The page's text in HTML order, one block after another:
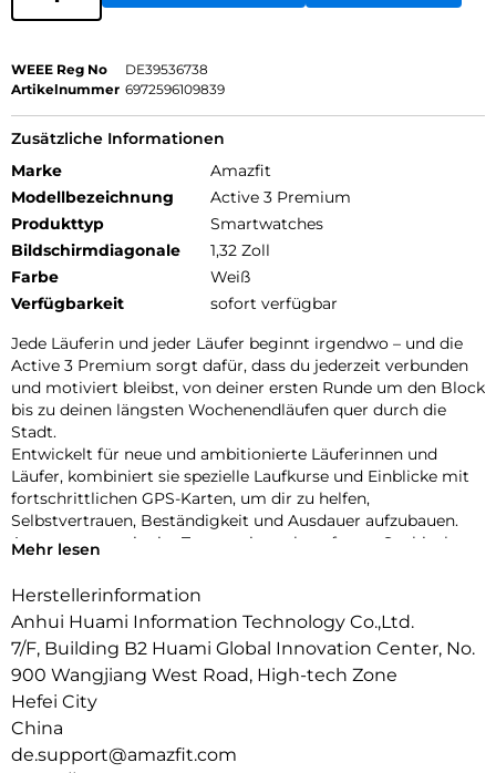
WEEE Reg No
DE39536738
Artikelnummer 6972596109839
Zusätzliche Informationen
Marke
Amazfit
Modellbezeichnung
Active 3 Premium
Produkttyp
Smartwatches
Bildschirmdiagonale
1,32 Zoll
Farbe
Weiß
Verfügbarkeit
sofort verfügbar
Jede Läuferin und jeder Läufer beginnt irgendwo – und die
Active 3 Premium sorgt dafür, dass du jederzeit verbunden
und motiviert bleibst, von deiner ersten Runde um den Block
bis zu deinen längsten Wochenendläufen quer durch die
Stadt.
Entwickelt für neue und ambitionierte Läuferinnen und
Läufer, kombiniert sie spezielle Laufkurse und Einblicke mit
fortschrittlichen GPS-Karten, um dir zu helfen,
Selbstvertrauen, Beständigkeit und Ausdauer aufzubauen.
Ausgestattet mit vier Tasten, einem kratzfesten Saphirglas-
selbst bei intensiver Sonneneinstrahlung gut ablesbar ist,
Kontrolle und beste Sicht – von Läufen im Morgengrauen bis
zu Runs durch die Innenstadt.
Klüger Trainieren, Kraftvoller Laufen:
Bringe dein Lauftraining auf das nächste Level – mit
wissenschaftlich fundierten Trainingsplänen vom Einsteiger-
wie Aerobic Endurance Foundation, Fartlek-Läufen und Core-
Mehr lesen
Herstellerinformation
Anhui Huami Information Technology Co.,Ltd.
7/F, Building B2 Huami Global Innovation Center, No.
900 Wangjiang West Road, High-tech Zone
Hefei City
China
de.support@amazfit.com